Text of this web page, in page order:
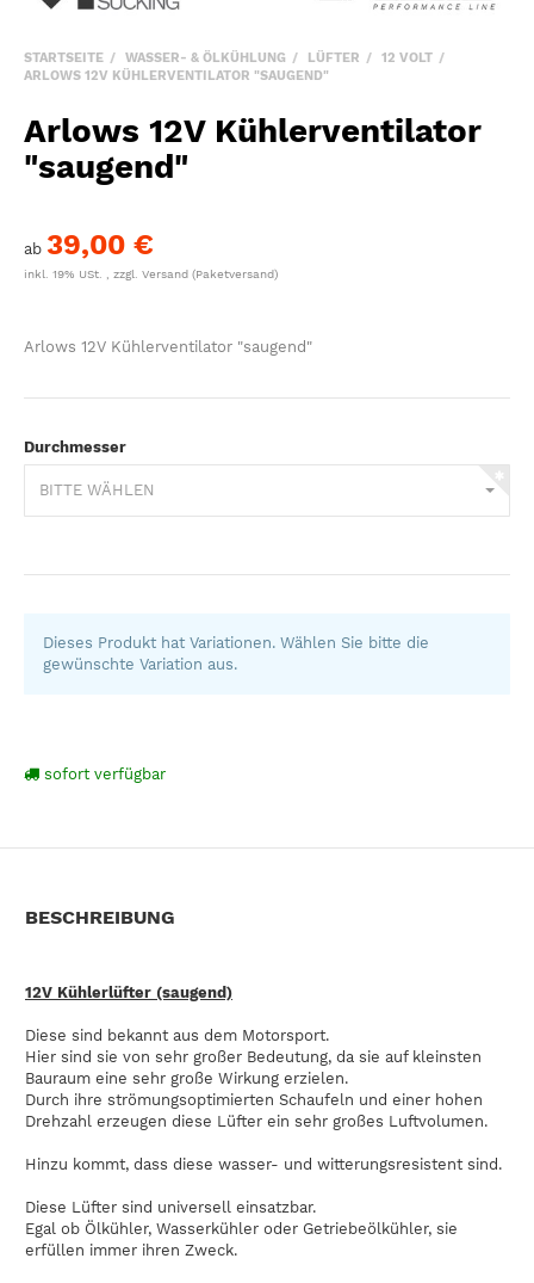
STARTSEITE WASSER- & ÖLKÜHLUNG LÜFTER
12 VOLT
ARLOWS 12V KÜHLERVENTILATOR "SAUGEND"
Arlows 12V Kühlerventilator
"saugend"
ab 39,00 €
inkl. 19% USt. , zzgl. Versand (Paketversand)
Arlows 12V Kühlerventilator "saugend"
Durchmesser
BITTE WÄHLEN
Dieses Produkt hat Variationen. Wählen Sie bitte die
gewünschte Variation aus.
sofort verfügbar
BESCHREIBUNG
12V Kühlerlüfter (saugend)
Diese sind bekannt aus dem Motorsport.
Hier sind sie von sehr großer Bedeutung, da sie auf kleinsten
Bauraum eine sehr große Wirkung erzielen.
Durch ihre strömungsoptimierten Schaufeln und einer hohen
Drehzahl erzeugen diese Lüfter ein sehr großes Luftvolumen.
Hinzu kommt, dass diese wasser- und witterungsresistent sind.
Diese Lüfter sind universell einsatzbar.
Egal ob Ölkühler, Wasserkühler oder Getriebeölkühler, sie
erfüllen immer ihren Zweck.